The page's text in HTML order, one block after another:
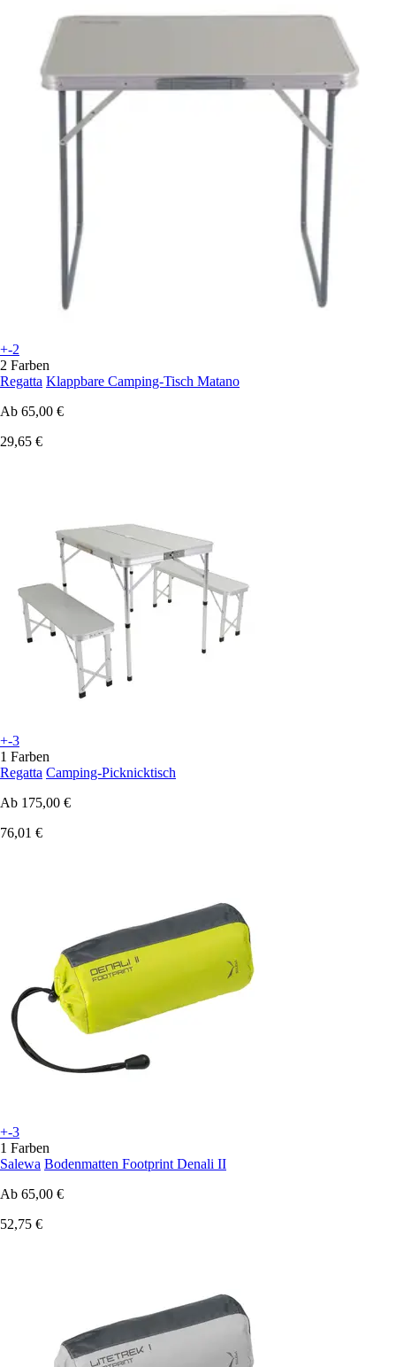
+-2
2 Farben
Regatta Klappbare Camping-Tisch Matano
Ab 65,00 €
29,65 €
+-3
1 Farben
Regatta Camping-Picknicktisch
Ab 175,00 €
76,01 €
+-3
1 Farben
Salewa Bodenmatten Footprint Denali II
Ab 65,00 €
52,75 €